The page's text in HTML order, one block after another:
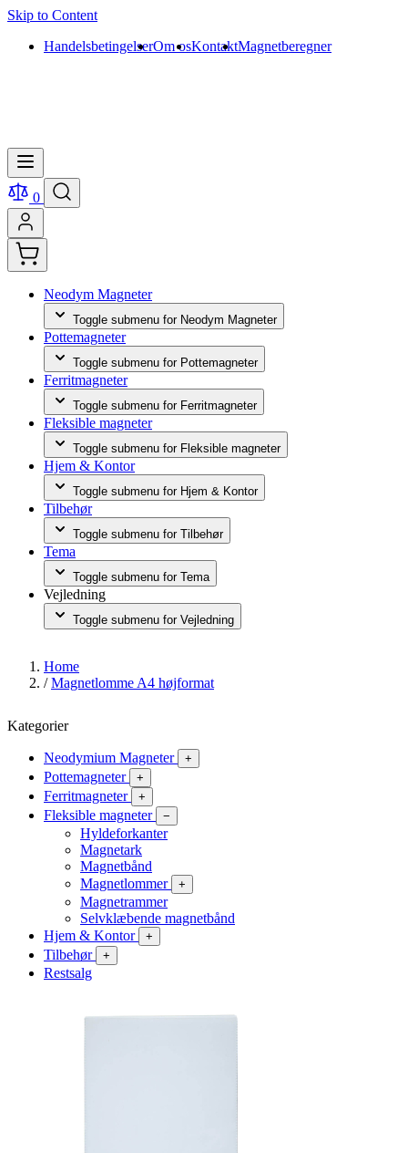
Skip to Content
HandelsbetingelserOm osKontaktMagnetberegner
0
Neodym Magneter
Toggle submenu for Neodym Magneter
Pottemagneter
Toggle submenu for Pottemagneter
Ferritmagneter
Toggle submenu for Ferritmagneter
Fleksible magneter
Toggle submenu for Fleksible magneter
Hjem & Kontor
Toggle submenu for Hjem & Kontor
Tilbehør
Toggle submenu for Tilbehør
Tema
Toggle submenu for Tema
Vejledning
Toggle submenu for Vejledning
Home
/ Magnetlomme A4 højformat
Kategorier
Neodymium Magneter +
Pottemagneter +
Ferritmagneter +
Fleksible magneter −
Hyldeforkanter
Magnetark
Magnetbånd
Magnetlommer
+
Magnetrammer
Selvklæbende magnetbånd
Hjem & Kontor
+
Tilbehør +
Restsalg